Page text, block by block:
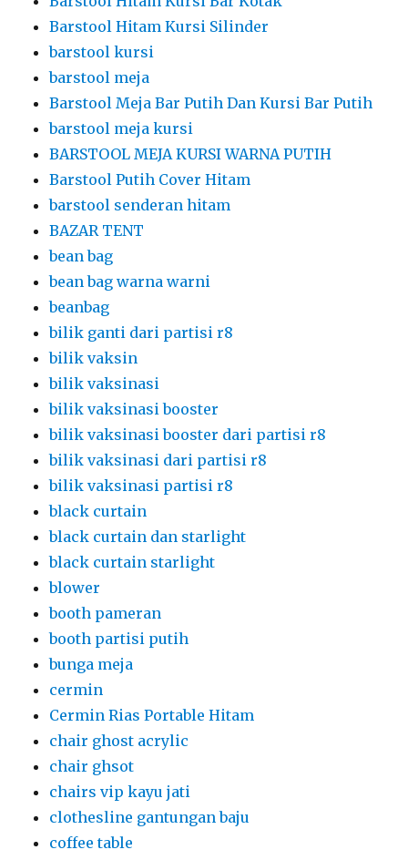
Barstool Hitam Kursi Silinder
barstool kursi
barstool meja
Barstool Meja Bar Putih Dan Kursi Bar Putih
barstool meja kursi
BARSTOOL MEJA KURSI WARNA PUTIH
Barstool Putih Cover Hitam
barstool senderan hitam
BAZAR TENT
bean bag
bean bag warna warni
beanbag
bilik ganti dari partisi r8
bilik vaksin
bilik vaksinasi
bilik vaksinasi booster
bilik vaksinasi booster dari partisi r8
bilik vaksinasi dari partisi r8
bilik vaksinasi partisi r8
black curtain
black curtain dan starlight
black curtain starlight
blower
booth pameran
booth partisi putih
bunga meja
cermin
Cermin Rias Portable Hitam
chair ghost acrylic
chair ghsot
chairs vip kayu jati
clothesline gantungan baju
coffee table